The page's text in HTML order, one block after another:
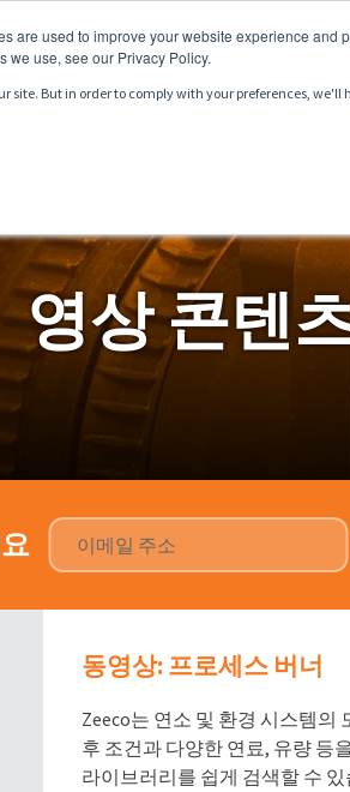
are used to improve your website experience
we use, see our Privacy Policy.
But in order to comply with your preferences, we'll
영상 콘텐
동영상: 프로세스 버너
Zeeco는 연소 및 환경 시스템의
후 조건과 다양한 연료, 유량 등
라이브러리를 쉽게 검색할 수 있